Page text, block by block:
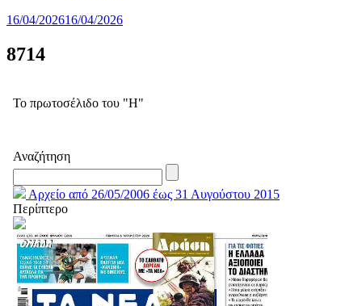
16/04/202616/04/2026
8714
Το πρωτοσέλιδο του "Η"
Αναζήτηση
Αρχείο από 26/05/2006 έως 31 Αυγούστου 2015
Περίπτερο